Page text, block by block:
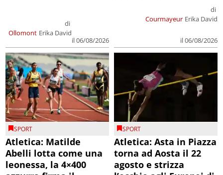
Ollomont
di
Erika David
il 06/08/2026
Courmayeur
di
Erika David
il 06/08/2026
SPORT
Atletica: Matilde
Abelli lotta come una
leonessa, la 4×400
SPORT
Atletica: Asta in Piazza
torna ad Aosta il 22
agosto e strizza